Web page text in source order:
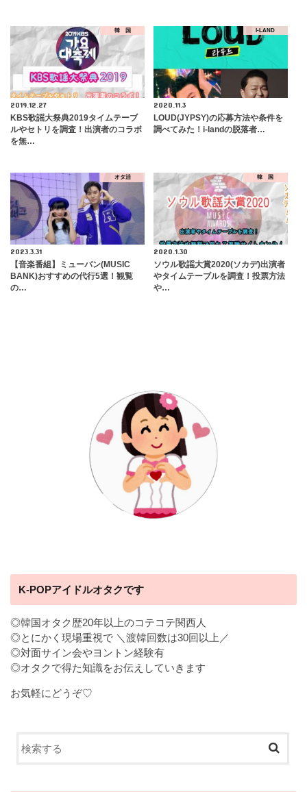
韓 国
2019.12.27
KBS歌謡大祭典2019タイムテーブ
ルやセトリを調査！出演者のコラボ
を無…
I-LAND
2020.11.3
LOUD(JYPSY)の応募方法や条件を
調べてみた！i-landの脱落者…
オタ活
2023.3.31
【音楽番組】ミューバン(MUSIC
BANK)おすすめの代行5選！観覧
の…
韓 国
2020.1.30
ソウル歌謡大賞2020(ソカデ)出演者
やタイムテーブルを調査！投票方法
や…
K-POPアイドルオタクです
◎韓国オタク歴20年以上のコテコテ関西人
◎とにかく現場重視で ＼渡韓回数は30回以上／
◎対面サイン会やヨントン経験有
◎オタクで得た知識をお伝えしていきます
お気軽にどうぞ♡